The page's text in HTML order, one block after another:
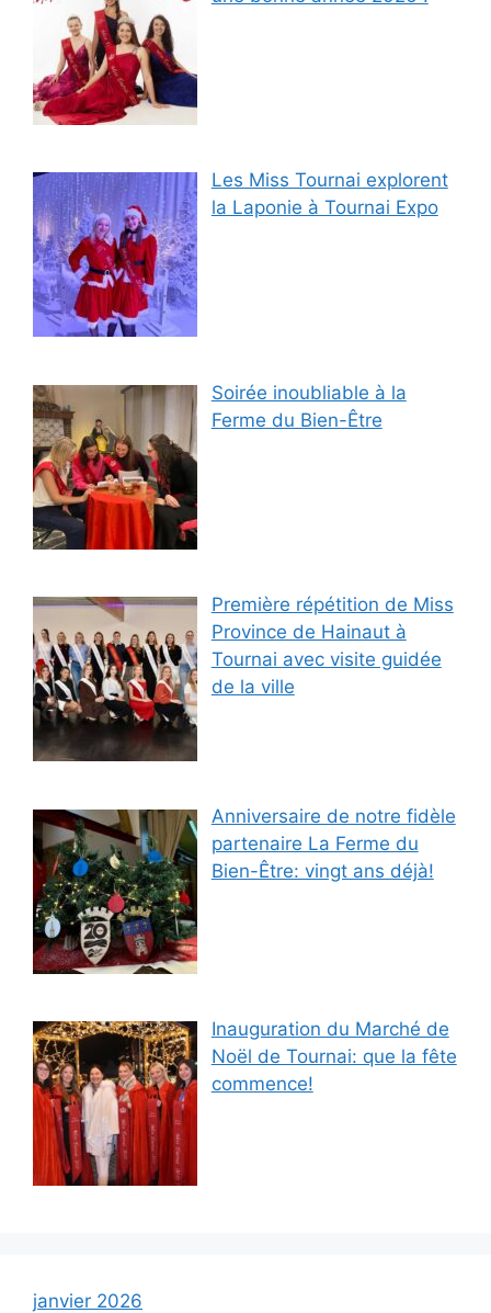
Les Miss Tournai explorent
la Laponie à Tournai Expo
Soirée inoubliable à la
Ferme du Bien-Être
Première répétition de Miss
Province de Hainaut à
Tournai avec visite guidée
de la ville
Anniversaire de notre fidèle
partenaire La Ferme du
Bien-Être: vingt ans déjà!
Inauguration du Marché de
Noël de Tournai: que la fête
commence!
janvier 2026